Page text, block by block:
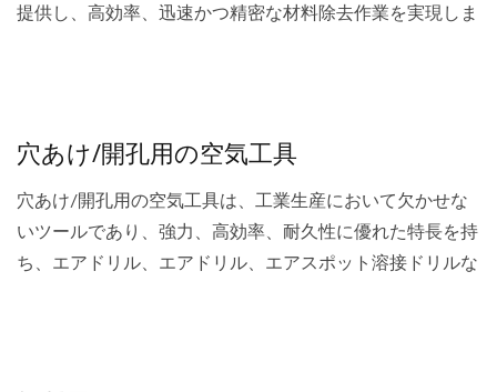
提供し、高効率、迅速かつ精密な材料除去作業を実現しま
穴あけ/開孔用の空気工具
穴あけ/開孔用の空気工具は、工業生産において欠かせな
いツールであり、強力、高効率、耐久性に優れた特長を持
ち、エアドリル、エアドリル、エアスポット溶接ドリルな